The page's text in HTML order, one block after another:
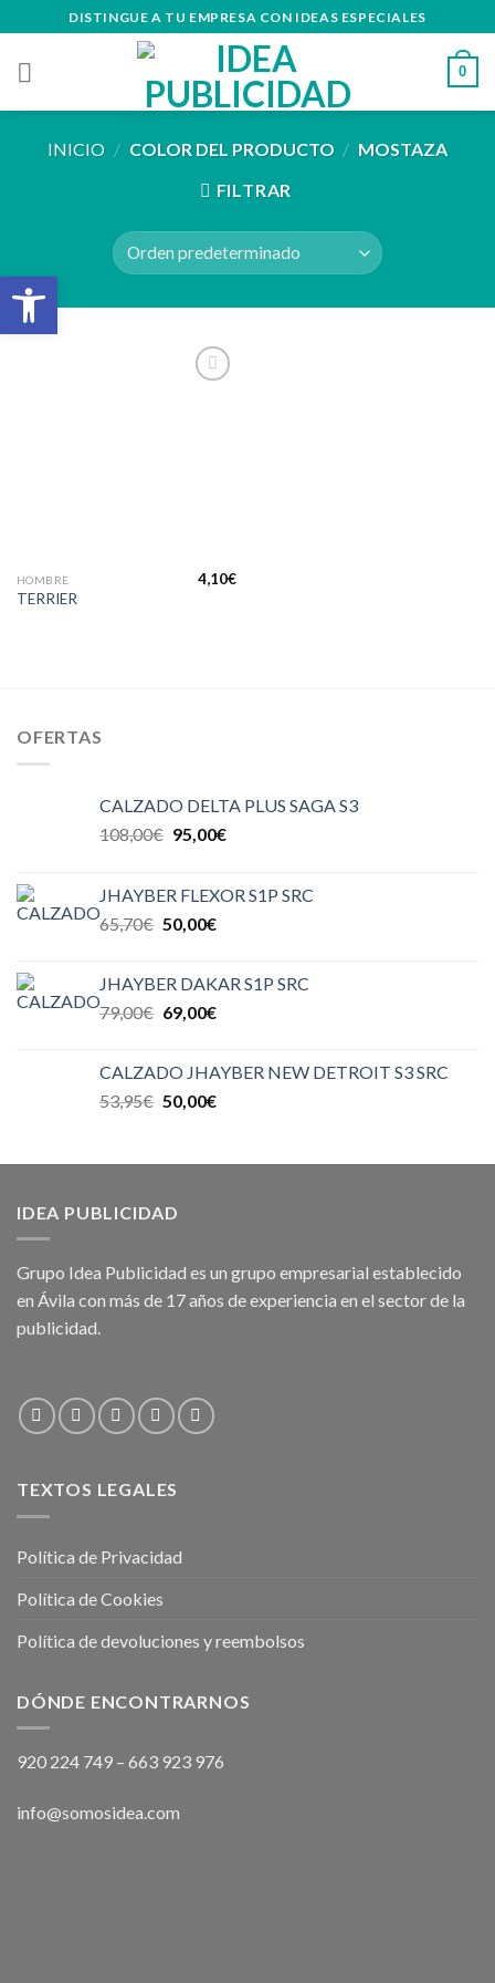
to
content
DISTINGUE A TU EMPRESA CON IDEAS ESPECIALES
0
INICIO / COLOR DEL PRODUCTO / MOSTAZA
FILTRAR
HOMBRE
TERRIER
4,10€
OFERTAS
CALZADO DELTA PLUS SAGA S3
108,00€ 95,00€
JHAYBER FLEXOR S1P SRC
65,70€ 50,00€
JHAYBER DAKAR S1P SRC
79,00€ 69,00€
CALZADO JHAYBER NEW DETROIT S3 SRC
53,95€ 50,00€
IDEA PUBLICIDAD
Grupo Idea Publicidad es un grupo empresarial establecido
en Ávila con más de 17 años de experiencia en el sector de la
publicidad.
TEXTOS LEGALES
Política de Privacidad
Política de Cookies
Política de devoluciones y reembolsos
DÓNDE ENCONTRARNOS
920 224 749 – 663 923 976
info@somosidea.com
Abrir barra de herramientas